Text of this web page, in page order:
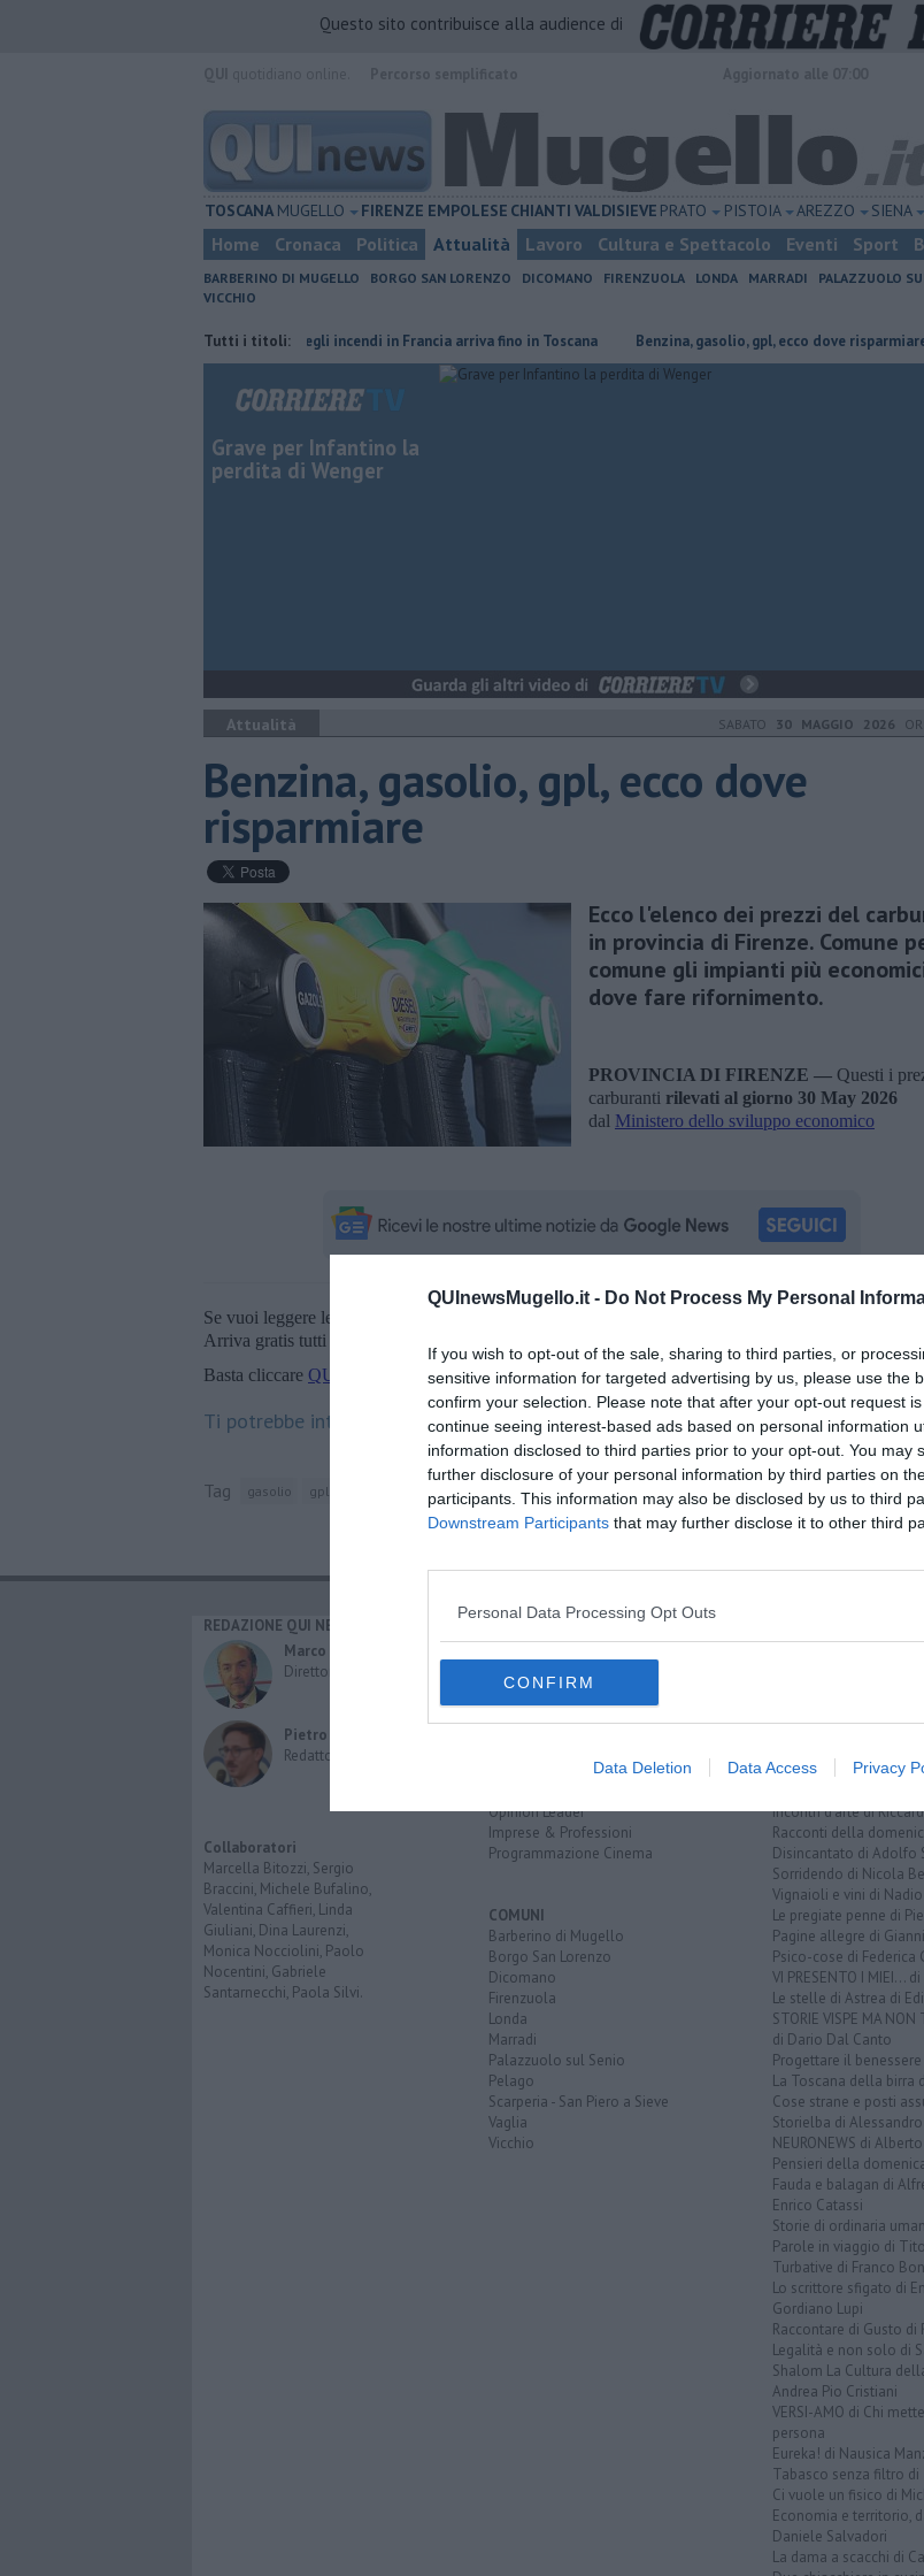
QUInewsMugello.it - Do Not Process My Personal
If you wish to opt-out of the sale, sharing to third parties, or
sensitive information for targeted advertising by us, please use the
confirm your selection. Please note that after your opt-out request
continue seeing interest-based ads based on personal information
information disclosed to third parties prior to your opt-out. You may
further disclosure of your personal information by third parties on
participants. This information may also be disclosed by us to third
Downstream Participants that may further disclose it to other third
Personal Data Processing Opt Outs
CONFIRM
Data Deletion Data Access Privacy
Questo sito contribuisce alla audience di
TOSCANA MUGELLO FIRENZE EMPOLESE CHIANTI VALDISIEVE PRATO PISTOIA AREZZO SIENA
Home Cronaca Politica Attualità Lavoro Cultura e Spettacolo Eventi Sport
BARBERINO DI MUGELLO BORGO SAN LORENZO DICOMANO FIRENZUOLA LONDA MARRADI PALAZZUOLO
VICCHIO
Tutti i titoli:
L'odore degli incendi in Francia arriva fino in Toscana ​Benzina, gasolio, gpl, ecco dove risparmiare
Grave per Infantino la
perdita di Wenger
Attualità SABATO 30 MAGGIO 2026
Benzina, gasolio, gpl, ecco dove
risparmiare
Ecco l'elenco dei prezzi del
in provincia di Firenze. Comune
comune gli impianti più
dove fare rifornimento.
PROVINCIA DI FIRENZE — Questi i
carburanti rilevati al giorno 30 May 2026
dal Ministero dello sviluppo economico
Se vuoi leggere le notizie principali della Toscana iscriviti alla
Arriva gratis tutti i giorni alle 20:00 direttamente nella tua casella di posta.
Basta cliccare QUI
Ti potrebbe interessare anche:
Tag gasolio gpl città metropolitana di firenze ministero dello sviluppo economico
REDAZIONE QUI NEWS
Marco Migli
Direttore Responsabile
Pietro Mattonai
Redattore
Collaboratori
Marcella Bitozzi, Sergio
Braccini, Michele Bufalino,
Valentina Caffieri, Linda
Giuliani, Dina Laurenzi,
Monica Nocciolini, Paolo
Nocentini, Gabriele
Santarnecchi, Paola Silvi.
Cronaca
Attualità
Economia
Cultura
Opinion Leader
Imprese & Professioni
Programmazione Cinema
COMUNI
Barberino di Mugello
Borgo San Lorenzo
Dicomano
Firenzuola
Londa
Marradi
Palazzuolo sul Senio
Pelago
Scarperia - San Piero a Sieve
Vaglia
Vicchio
Le notizie di oggi
Persone
Incontri d'arte di
Racconti della
Disincantato di Adolfo
Sorridendo di Nicola
Vignaioli e vini di
Le pregiate penne di
Pagine allegre di
Psico-cose di Federica
VI PRESENTO I MIEI...
Le stelle di Astrea di
STORIE VISPE MA
di Dario Dal Canto
Progettare il
La Toscana della birra
Cose strane e posti
Storielba di
NEURONEWS di
Pensieri della
Fauda e balagan di
Enrico Catassi
Storie di ordinaria
Parole in viaggio di
Turbative di Franco
Lo scrittore sfigato di
Gordiano Lupi
Raccontare di Gusto di
Legalità e non solo di
Shalom La Cultura
Andrea Pio Cristiani
VERSI-AMO di Chi
persona
Eureka! di Nausica
Tabasco senza filtro di
Ci vuole un fisico di
Economia e territorio,
Daniele Salvadori
La dama a scacchi di